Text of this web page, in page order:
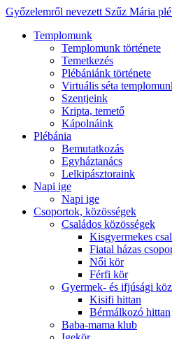
Győzelemről nevezett Szűz Mária
Templomunk
Templomunk története
Temetkezés
Plébániánk története
Virtuális séta
Szentjeink
Kripta, temető
Kápolnáink
Plébánia
Bemutatkozás
Egyháztanács
Lelkipásztoraink
Napi ige
Napi ige
Csoportok, közösségek
Családos közösségek
Kisgyermekes
Fiatal házas
Női kör
Férfi kör
Gyermek- és ifjúsági
Kisifi hittan
Bérmálkozó hittan
Baba-mama klub